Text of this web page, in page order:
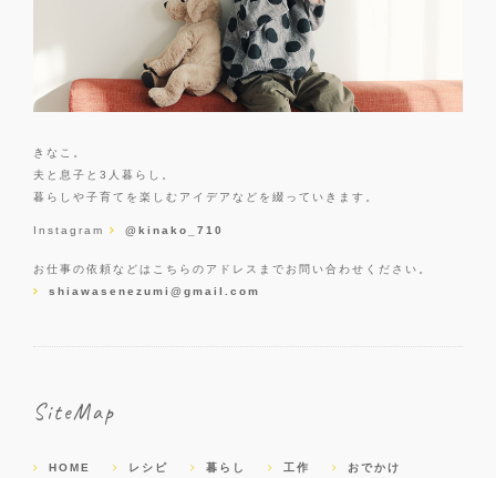
きなこ。
夫と息子と3人暮らし。
暮らしや子育てを楽しむアイデアなどを綴っていきます。
Instagram @kinako_710
お仕事の依頼などはこちらのアドレスまでお問い合わせください。
shiawasenezumi@gmail.com
SiteMap
HOME レシピ 暮らし 工作 おでかけ